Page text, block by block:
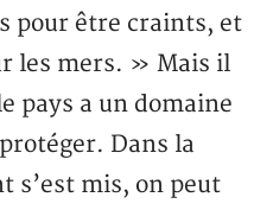
pour être craints, et
les mers. » Mais il
pays a un domaine
Dans la
s’est mis, on peut